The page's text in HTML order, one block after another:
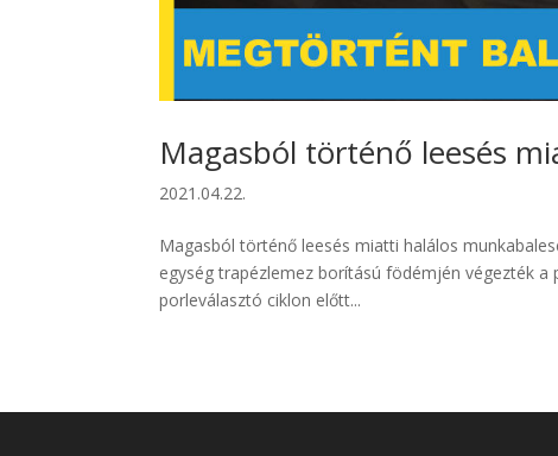
Magasból történő leesés
2021.04.22.
Magasból történő leesés miatti halálos
egység trapézlemez borítású födémjén végezték
porleválasztó ciklon előtt...